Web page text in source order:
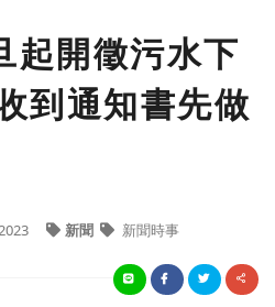
起開徵污水下
到通知書先做
新聞 新聞時事